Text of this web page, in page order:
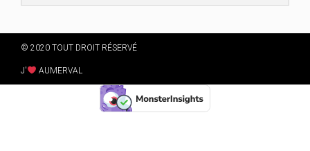
© 2020 TOUT DROIT RÉSERVÉ
J' AUMERVAL